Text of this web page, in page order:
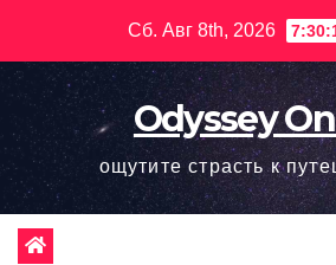
содержимому
Сб. Авг 8th, 2026
Odyssey
ощутите страсть к